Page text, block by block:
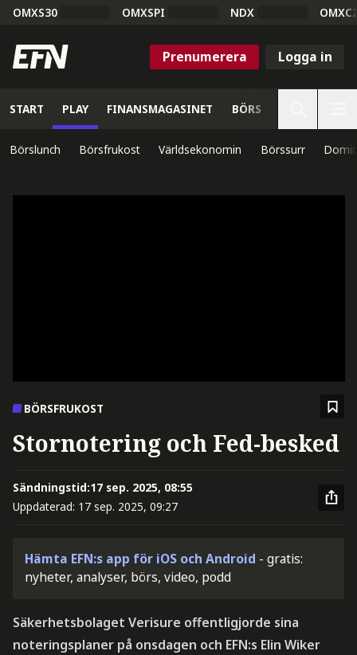
OMXS30 OMXSPI NDX
Prenumerera Logga in
START PLAY FINANSMAGASINET BÖRS
Börslunch Börsfrukost Världsekonomin Börssurr
BÖRSFRUKOST
Stornotering och Fed-besked
Sändningstid:17 sep. 2025, 08:55
Uppdaterad: 17 sep. 2025, 09:27
Hämta EFN:s app för iOS och Android - gratis:
nyheter, analyser, börs, video, podd
Säkerhetsbolaget Verisure offentligjorde sina
noteringsplaner på onsdagen och EFN:s Elin Wiker